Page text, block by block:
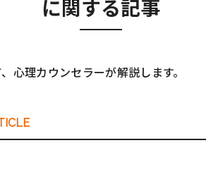
に関する記事
心理カウンセラーが解説します。